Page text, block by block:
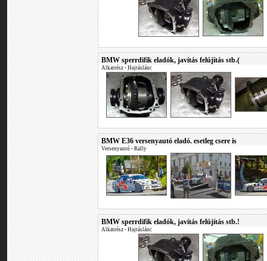
BMW sperrdifik eladók, javítás felújítás stb.(
Alkatrész • Hajtáslánc
BMW E36 versenyautó eladó. esetleg csere is
Versenyautó • Rally
BMW sperrdifik eladók, javítás felújítás stb.!
Alkatrész • Hajtáslánc